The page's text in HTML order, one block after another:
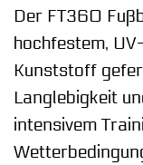
Der FT360
hochfestem,
Kunststoff
Langlebigkeit
intensivem